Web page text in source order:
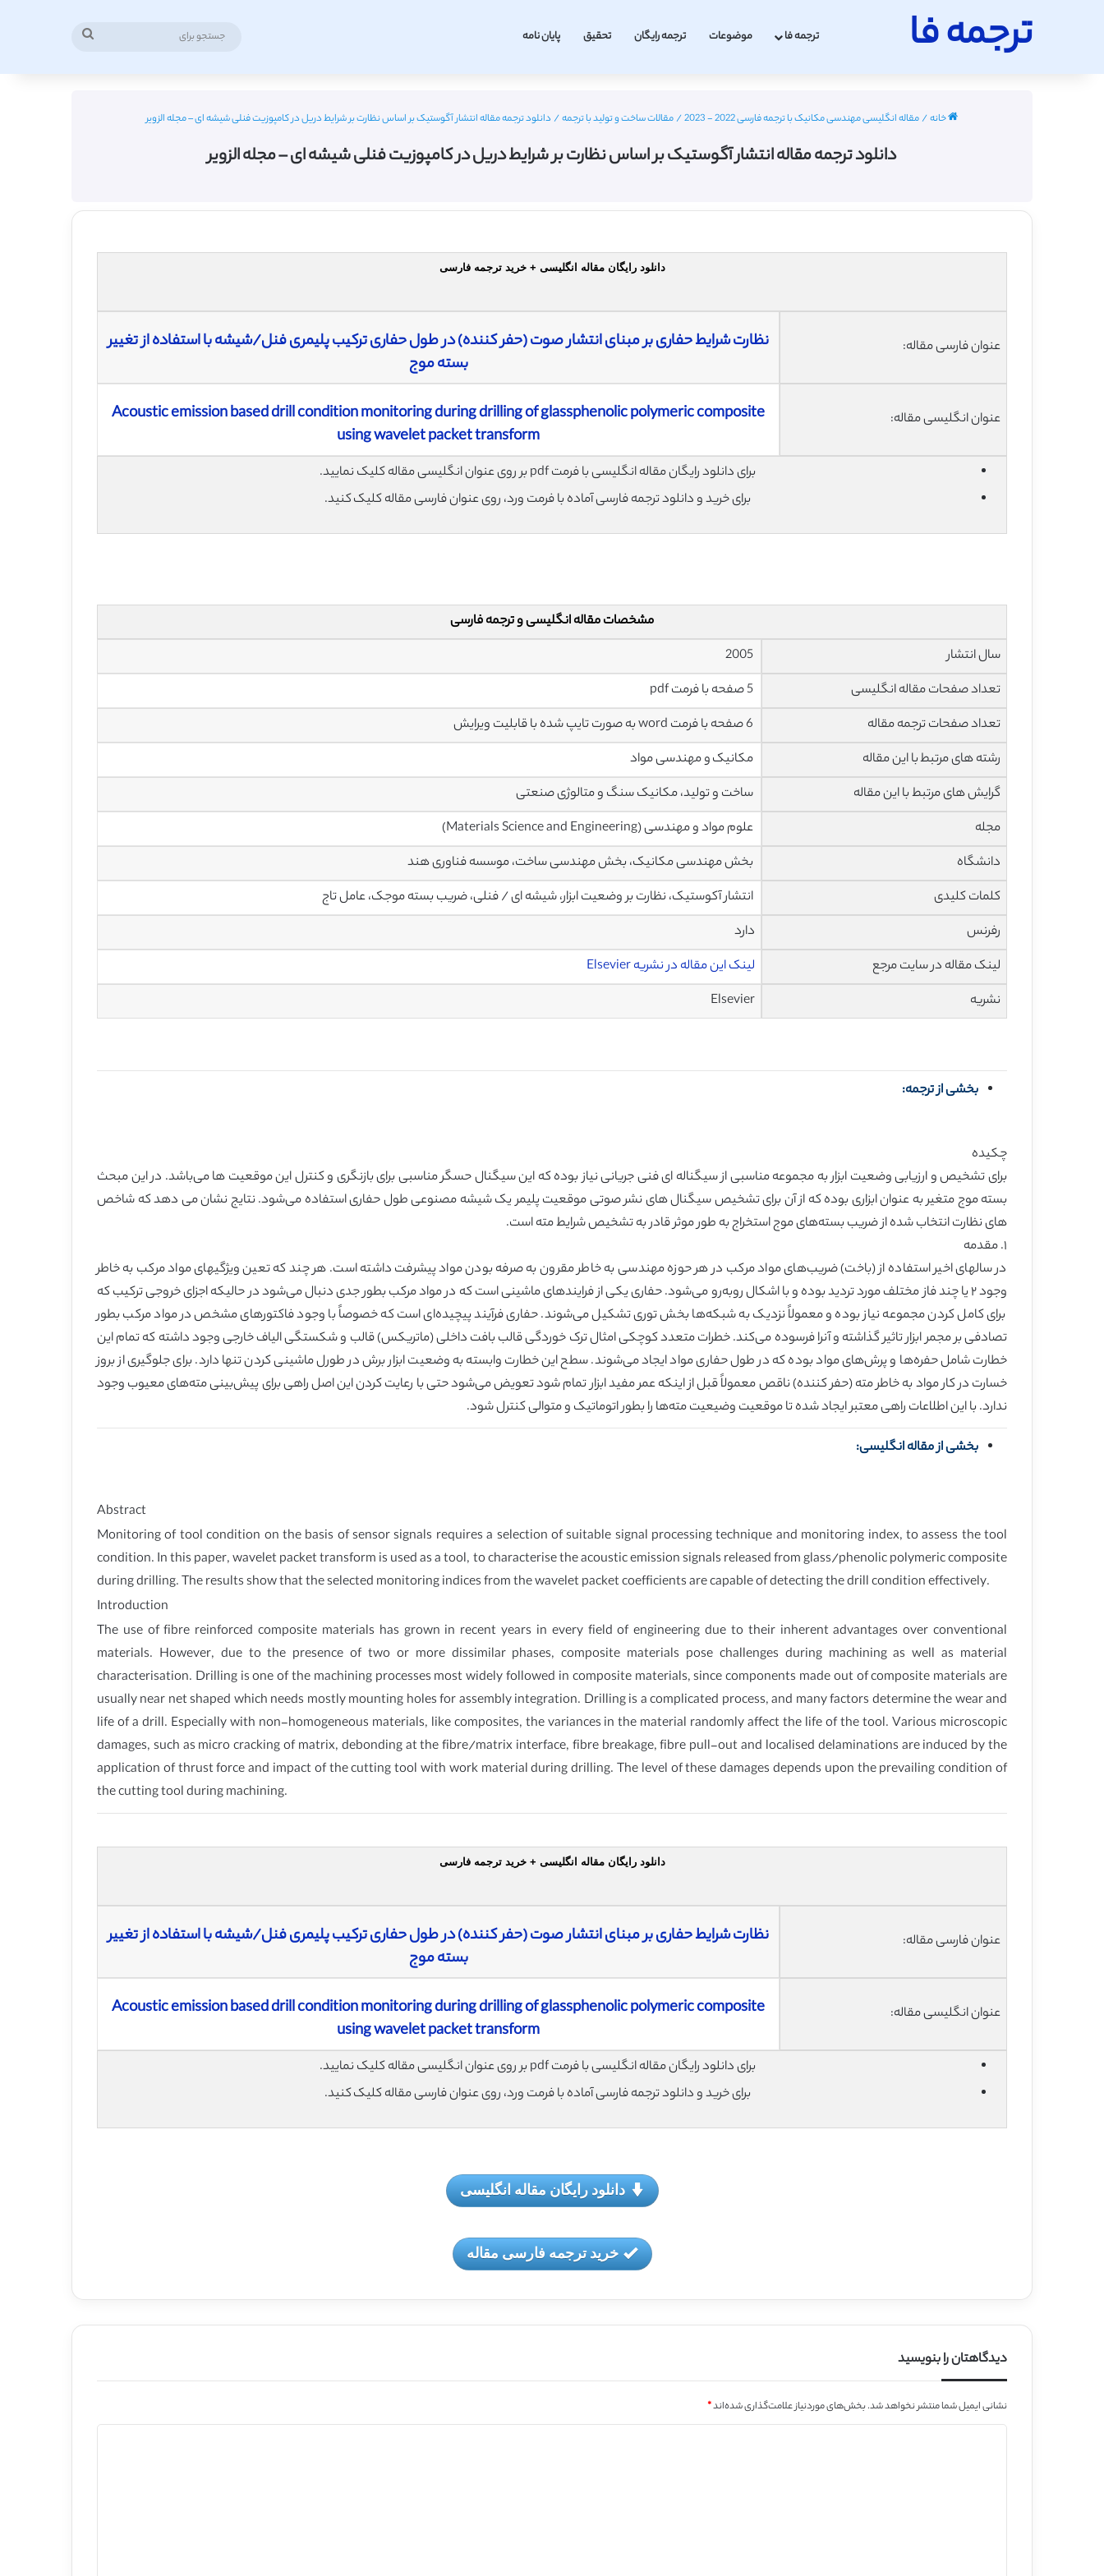
ترجمه فا ترجمه فا موضوعات ترجمه رایگان تحقیق پایان نامه
خانه/مقاله انگلیسی مهندسی مکانیک با ترجمه فارسی 2022 - 2023 /مقالات ساخت و تولید با ترجمه/ دانلود ترجمه مقاله انتشار آگوستیک بر اساس نظارت بر شرایط دریل در کامپوزیت فنلی شیشه ای – مجله الزویر
دانلود ترجمه مقاله انتشار آگوستیک بر اساس نظارت بر شرایط دریل در کامپوزیت فنلی شیشه ای – مجله الزویر
دانلود رایگان مقاله انگلیسی + خرید ترجمه فارسی
عنوان فارسی مقاله:
نظارت شرایط حفاری بر مبنای انتشار صوت (حفر کننده) در طول حفاری ترکیب پلیمری فنل/شیشه با استفاده از تغییر
بسته موج
عنوان انگلیسی مقاله:
Acoustic emission based drill condition monitoring during drilling of glassphenolic polymeric composite
using wavelet packet transform
برای دانلود رایگان مقاله انگلیسی با فرمت pdf بر روی عنوان انگلیسی مقاله کلیک نمایید.
برای خرید و دانلود ترجمه فارسی آماده با فرمت ورد، روی عنوان فارسی مقاله کلیک کنید.
مشخصات مقاله انگلیسی و ترجمه فارسی
سال انتشار
تعداد صفحات مقاله انگلیسی
تعداد صفحات ترجمه مقاله
رشته های مرتبط با این مقاله
مکانیک و مهندسی مواد
گرایش های مرتبط با این مقاله
ساخت و تولید، مکانیک سنگ و متالوژی صنعتی
مجله
علوم مواد و مهندسی (Materials Science and Engineering)
دانشگاه
بخش مهندسی مکانیک، بخش مهندسی ساخت، موسسه فناوری هند
کلمات کلیدی
انتشار آکوستیک، نظارت بر وضعیت ابزار، شیشه ای / فنلی، ضریب بسته موجک، عامل تاج
رفرنس
دارد
لینک مقاله در سایت مرجع
لینک این مقاله در نشریه Elsevier
نشریه
Elsevier
بخشی از ترجمه:
چکیده
برای تشخیص و ارزیابی وضعیت ابزار به مجموعه مناسبی از سیگناله ای فنی جریانی نیاز بوده که این سیگنال حسگر مناسبی برای بازنگری و کنترل این موقعیت ها می‌باشد. در این مبحث
بسته موج متغیر به عنوان ابزاری بوده که از آن برای تشخیص سیگنال های نشر صوتی موقعیت پلیمر یک شیشه مصنوعی طول حفاری استفاده می‌شود. نتایج نشان می دهد که شاخص
های نظارت انتخاب شده از ضریب بسته‌های موج استخراج به طور موثر قادر به تشخیص شرایط مته است.
١. مقدمه
در سالهای اخیر استفاده از (باخت) ضریب‌های مواد مرکب در هر حوزه مهندسی به خاطر مقرون به صرفه بودن مواد پیشرفت داشته است. هر چند که تعین ویژگیهای مواد مرکب به خاطر
وجود ٢ یا چند فاز مختلف مورد تردید بوده و با اشکال روبه‌رو می‌شود. حفاری یکی از فرایندهای ماشینی است که در مواد مرکب بطور جدی دنبال می‌شود در حالیکه اجزای خروجی ترکیب که
برای کامل کردن مجموعه نیاز بوده و معمولاً نزدیک به شبکه‌ها بخش توری تشکیل می‌شوند. حفاری فرآیند پیچیده‌ای است که خصوصاً با وجود فاکتورهای مشخص در مواد مرکب بطور
تصادفی بر مجمر ابزار تاثیر گذاشته و آنرا فرسوده می‌کند. خطرات متعدد کوچکی امثال ترک خوردگی قالب بافت داخلی (ماتریکس) قالب و شکستگی الیاف خارجی وجود داشته که تمام این
خطارت شامل حفره‌ها و پرش‌های مواد بوده که در طول حفاری مواد ایجاد می‌شوند. سطح این خطارت وابسته به وضعیت ابزار برش در طورل ماشینی کردن تنها دارد. برای جلوگیری از بروز
خسارت در کار مواد به خاطر مته (حفر کننده) ناقص معمولاً قبل از اینکه عمر مفید ابزار تمام شود تعویض می‌شود حتی با رعایت کردن این اصل راهی برای پیش‌بینی مته‌های معیوب وجود
ندارد. با این اطلاعات راهی معتبر ایجاد شده تا موقعیت وضیعیت مته‌ها را بطور اتوماتیک و متوالی کنترل شود.
بخشی از مقاله انگلیسی:
Abstract
Monitoring of tool condition on the basis of sensor signals requires a selection of suitable signal processing technique and monitoring index, to assess the tool
condition. In this paper, wavelet packet transform is used as a tool, to characterise the acoustic emission signals released from glass/phenolic polymeric composite
during drilling. The results show that the selected monitoring indices from the wavelet packet coefficients are capable of detecting the drill condition effectively.
Introduction
The use of fibre reinforced composite materials has grown in recent years in every field of engineering due to their inherent advantages over conventional
materials. However, due to the presence of two or more dissimilar phases, composite materials pose challenges during machining as well as material
characterisation. Drilling is one of the machining processes most widely followed in composite materials, since components made out of composite materials are
usually near net shaped which needs mostly mounting holes for assembly integration. Drilling is a complicated process, and many factors determine the wear and
life of a drill. Especially with non-homogeneous materials, like composites, the variances in the material randomly affect the life of the tool. Various microscopic
damages, such as micro cracking of matrix, debonding at the fibre/matrix interface, fibre breakage, fibre pull-out and localised delaminations are induced by the
application of thrust force and impact of the cutting tool with work material during drilling. The level of these damages depends upon the prevailing condition of
the cutting tool during machining.
دانلود رایگان مقاله انگلیسی + خرید ترجمه فارسی
عنوان فارسی مقاله:
نظارت شرایط حفاری بر مبنای انتشار صوت (حفر کننده) در طول حفاری ترکیب پلیمری فنل/شیشه با استفاده از تغییر
بسته موج
عنوان انگلیسی مقاله:
Acoustic emission based drill condition monitoring during drilling of glassphenolic polymeric composite
using wavelet packet transform
برای دانلود رایگان مقاله انگلیسی با فرمت pdf بر روی عنوان انگلیسی مقاله کلیک نمایید.
برای خرید و دانلود ترجمه فارسی آماده با فرمت ورد، روی عنوان فارسی مقاله کلیک کنید.
دانلود رایگان مقاله انگلیسی
خرید ترجمه فارسی مقاله
دیدگاهتان را بنویسید
نشانی ایمیل شما منتشر نخواهد شد.بخش‌های موردنیاز علامت‌گذاری شده‌اند*